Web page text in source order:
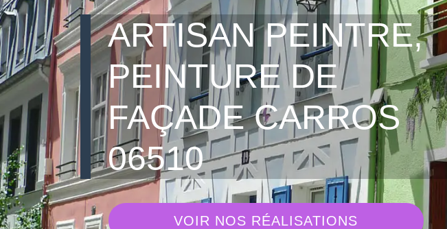
ARTISAN PEINTRE,
PEINTURE DE
FAÇADE CARROS
06510
VOIR NOS RÉALISATIONS